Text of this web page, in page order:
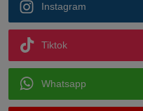
Instagram
Tiktok
Whatsapp